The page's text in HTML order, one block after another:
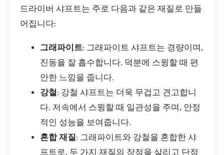
드라이버 샤프트는 주로 다음과 같은 재질로 만들
어집니다:
그래파이트: 그래파이트 샤프트는 경량이며,
진동을 잘 흡수합니다. 덕분에 스윙할 때 편
안한 느낌을 줍니다.
강철 : 강철 샤프트는 더욱 무겁고 견고합니
다. 저속에서 스윙할 때 일관성을 주며, 안정
적인 성능을 보여줍니다.
혼합 재질 : 그래파이트와 강철을 혼합한 샤
프트로, 두 가지 재질의 장점을 살리고 단점